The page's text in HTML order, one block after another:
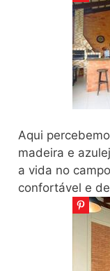
Aqui
madeira e
a vida no
confortável e